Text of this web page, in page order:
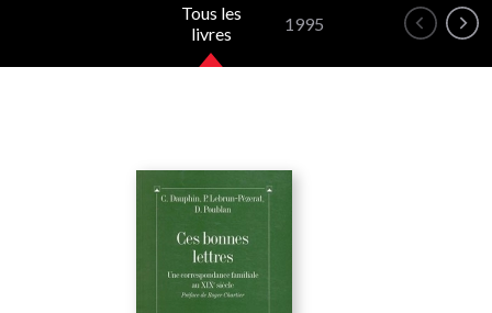
Tous les
livres
1995